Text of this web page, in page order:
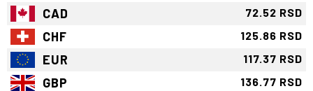
CAD 72.52 RSD
CHF 125.86 RSD
EUR 117.37 RSD
GBP 136.77 RSD